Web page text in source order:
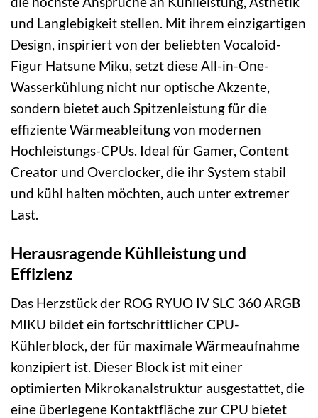
und Langlebigkeit stellen. Mit ihrem einzigartigen
Design, inspiriert von der beliebten Vocaloid-
Figur Hatsune Miku, setzt diese All-in-One-
Wasserkühlung nicht nur optische Akzente,
sondern bietet auch Spitzenleistung für die
effiziente Wärmeableitung von modernen
Hochleistungs-CPUs. Ideal für Gamer, Content
Creator und Overclocker, die ihr System stabil
und kühl halten möchten, auch unter extremer
Last.
Herausragende Kühlleistung und
Effizienz
Das Herzstück der ROG RYUO IV SLC 360 ARGB
MIKU bildet ein fortschrittlicher CPU-
Kühlerblock, der für maximale Wärmeaufnahme
konzipiert ist. Dieser Block ist mit einer
optimierten Mikrokanalstruktur ausgestattet, die
eine überlegene Kontaktfläche zur CPU bietet